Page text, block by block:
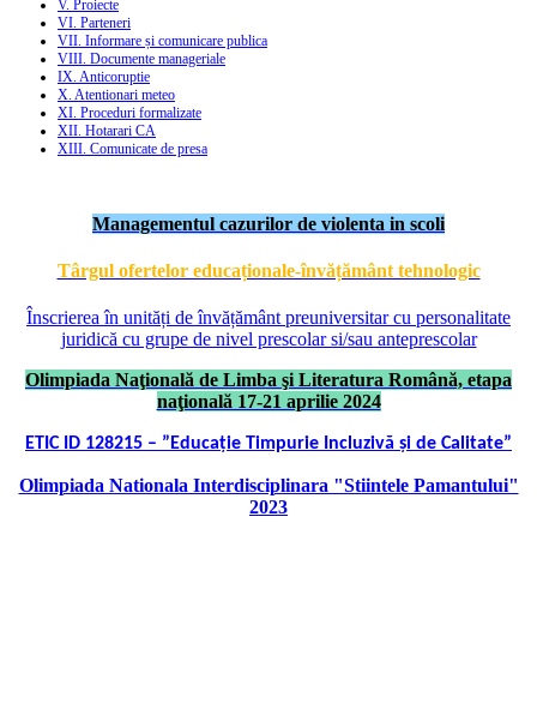
V. Proiecte
VI. Parteneri
VII. Informare și comunicare publica
VIII. Documente manageriale
IX. Anticoruptie
X. Atentionari meteo
XI. Proceduri formalizate
XII. Hotarari CA
XIII. Comunicate de presa
Managementul cazurilor de violenta in scoli
Târgul ofertelor educaționale-învățământ tehnologic
Înscrierea în unități de învățământ preuniversitar cu personalitate
juridică cu grupe de nivel prescolar si/sau anteprescolar
Olimpiada Naţională de Limba şi Literatura Română, etapa
naţională 17-21 aprilie 2024
ETIC ID 128215 – ”Educație Timpurie Incluzivă și de Calitate”
Olimpiada Nationala Interdisciplinara "Stiintele Pamantului"
2023